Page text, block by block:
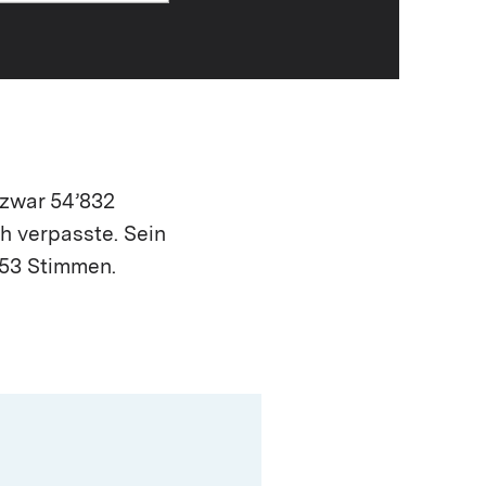
54’832
verpasste. Sein
Stimmen.